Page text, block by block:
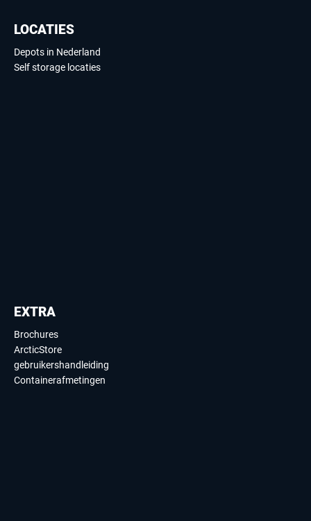
LOCATIES
Depots in Nederland
Self storage locaties
EXTRA
Brochures
ArcticStore
gebruikershandleiding
Containerafmetingen